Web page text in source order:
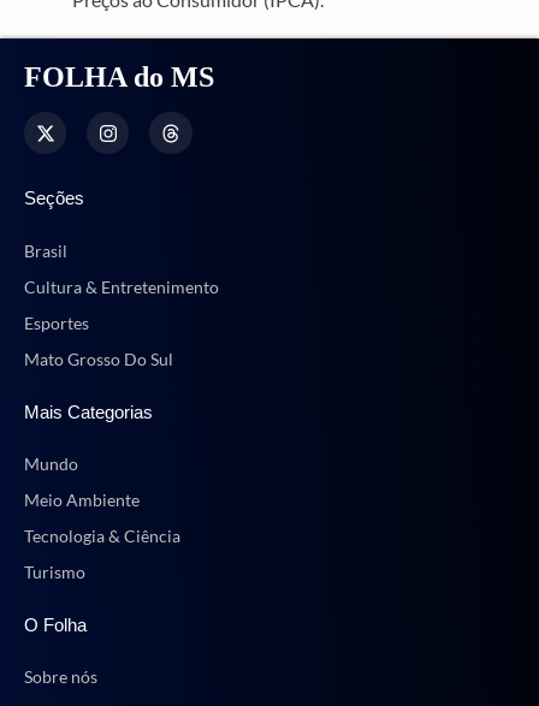
FOLHA do MS
Seções
Brasil
Cultura & Entretenimento
Esportes
Mato Grosso Do Sul
Mais Categorias
Mundo
Meio Ambiente
Tecnologia & Ciência
Turismo
O Folha
Sobre nós